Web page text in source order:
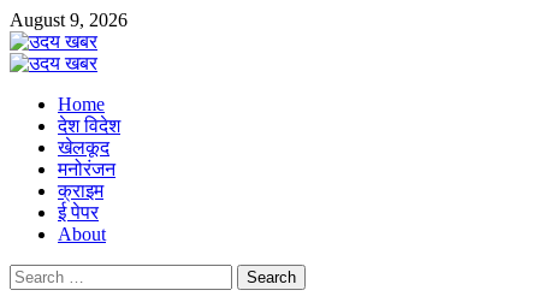
Skip
to
content
August 9, 2026
Primary
Home
देश विदेश
खेलकूद
मनोरंजन
क्राइम
ई पेपर
About
Search
for: